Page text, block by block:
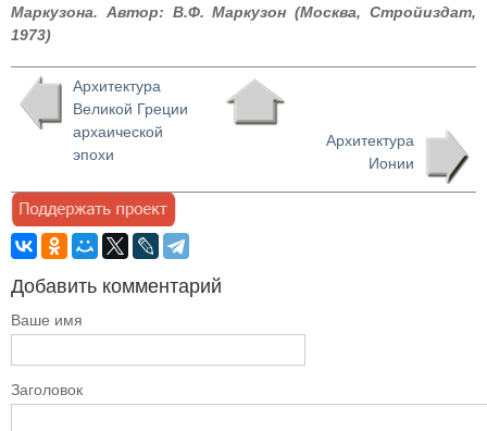
Маркузона. Автор: В.Ф. Маркузон (Москва, Стройиздат,
1973)
Архитектура
Великой Греции
архаической
эпохи
Архитектура
Ионии
Добавить комментарий
Ваше имя
Заголовок